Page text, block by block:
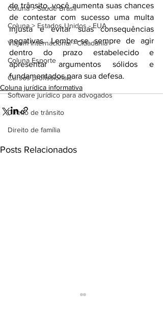
Coluna > Saúde Brasil
Coluna > Estados Unidos - EUA
Viajem Internacional - Cidadania
Coluna Esporte
Cursos profissionais
Software jurídico para advogados
Direito de trânsito
Direito de família
de trânsito, você aumenta suas chances
de contestar com sucesso uma multa
injusta e evitar suas consequências
negativas. Lembre-se sempre de agir
dentro do prazo estabelecido e
apresentar argumentos sólidos e
fundamentados para sua defesa.
Coluna jurídica informativa
Posts Relacionados